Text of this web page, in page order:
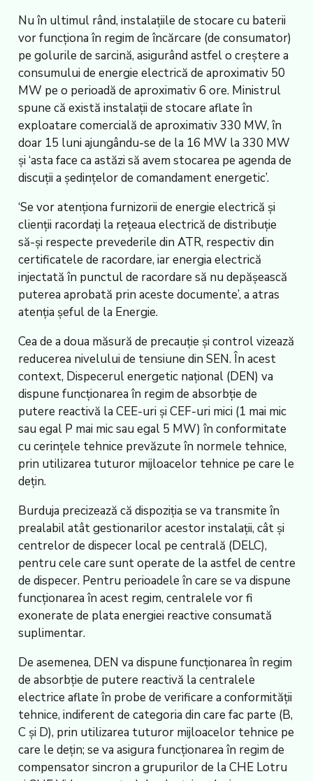
Nu în ultimul rând, instalațiile de stocare cu baterii
vor funcționa în regim de încărcare (de consumator)
pe golurile de sarcină, asigurând astfel o creștere a
consumului de energie electrică de aproximativ 50
MW pe o perioadă de aproximativ 6 ore. Ministrul
spune că există instalații de stocare aflate în
exploatare comercială de aproximativ 330 MW, în
doar 15 luni ajungându-se de la 16 MW la 330 MW
și ‘asta face ca astăzi să avem stocarea pe agenda de
discuții a ședințelor de comandament energetic’.
‘Se vor atenționa furnizorii de energie electrică și
clienții racordați la rețeaua electrică de distribuție
să-și respecte prevederile din ATR, respectiv din
certificatele de racordare, iar energia electrică
injectată în punctul de racordare să nu depășească
puterea aprobată prin aceste documente’, a atras
atenția șeful de la Energie.
Cea de a doua măsură de precauție și control vizează
reducerea nivelului de tensiune din SEN. În acest
context, Dispecerul energetic național (DEN) va
dispune funcționarea în regim de absorbție de
putere reactivă la CEE-uri și CEF-uri mici (1 mai mic
sau egal P mai mic sau egal 5 MW) în conformitate
cu cerințele tehnice prevăzute în normele tehnice,
prin utilizarea tuturor mijloacelor tehnice pe care le
dețin.
Burduja precizează că dispoziția se va transmite în
prealabil atât gestionarilor acestor instalații, cât și
centrelor de dispecer local pe centrală (DELC),
pentru cele care sunt operate de la astfel de centre
de dispecer. Pentru perioadele în care se va dispune
funcționarea în acest regim, centralele vor fi
exonerate de plata energiei reactive consumată
suplimentar.
De asemenea, DEN va dispune funcționarea în regim
de absorbție de putere reactivă la centralele
electrice aflate în probe de verificare a conformității
tehnice, indiferent de categoria din care fac parte (B,
C și D), prin utilizarea tuturor mijloacelor tehnice pe
care le dețin; se va asigura funcționarea în regim de
compensator sincron a grupurilor de la CHE Lotru